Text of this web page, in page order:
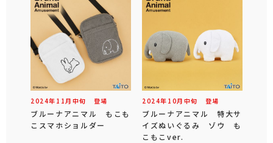
2024年 11 月 中旬 登場
ブルーナアニマル もこも
こスマホショルダー
2024年 10月 中旬 登場
ブルーナアニマル 特大サ
イズぬいぐるみ ゾウ も
こもこver.